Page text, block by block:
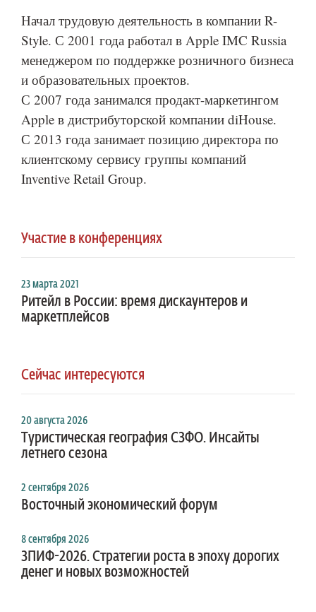
Начал трудовую деятельность в компании R-
Style. С 2001 года работал в Apple IMC Russia
менеджером по поддержке розничного бизнеса
и образовательных проектов.
С 2007 года занимался продакт-маркетингом
Apple в дистрибуторской компании diHouse.
С 2013 года занимает позицию директора по
клиентскому сервису группы компаний
Inventive Retail Group.
Участие в конференциях
23 марта 2021
Ритейл в России: время дискаунтеров и
маркетплейсов
Сейчас интересуются
20 августа 2026
Туристическая география СЗФО. Инсайты
летнего сезона
2 сентября 2026
Восточный экономический форум
8 сентября 2026
ЗПИФ-2026. Стратегии роста в эпоху дорогих
денег и новых возможностей